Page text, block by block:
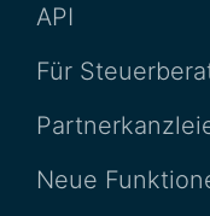
API
Für
Neue